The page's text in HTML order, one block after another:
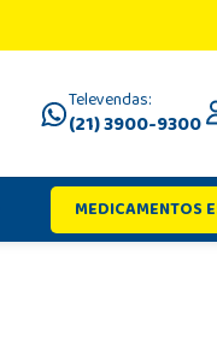
Televendas:
(21) 3900-9300
MEDICAMENTOS